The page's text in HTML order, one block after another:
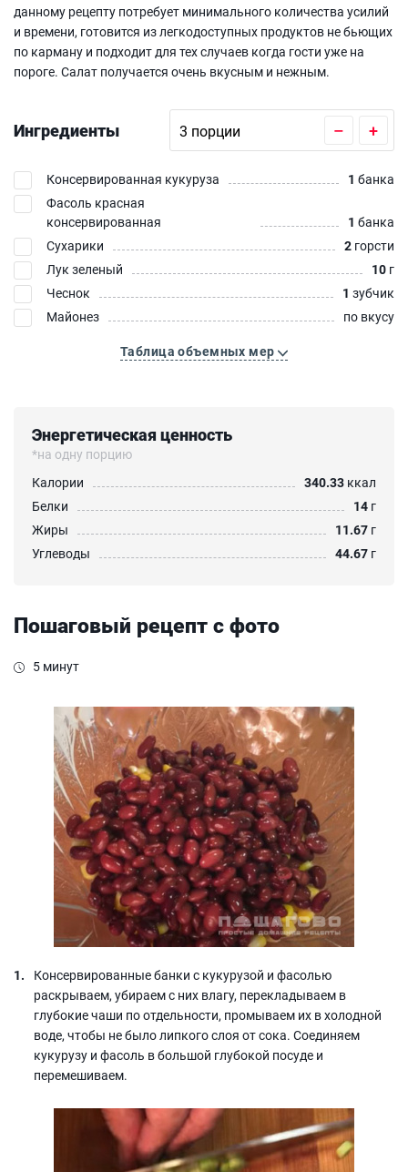
данному рецепту потребует минимального количества усилий
и времени, готовится из легкодоступных продуктов не бьющих
по карману и подходит для тех случаев когда гости уже на
пороге. Салат получается очень вкусным и нежным.
Ингредиенты – +
Консервированная кукуруза 1 банка
Фасоль красная
консервированная
1 банка
Сухарики
2 горсти
Лук зеленый
10 г
Чеснок
1 зубчик
Майонез
по вкусу
Таблица объемных мер
Энергетическая ценность
*на одну порцию
Калории
340.33 ккал
Белки
14 г
Жиры
11.67 г
Углеводы
44.67 г
Пошаговый рецепт с фото
5 минут
Консервированные банки с кукурузой и фасолью
раскрываем, убираем с них влагу, перекладываем в
глубокие чаши по отдельности, промываем их в холодной
воде, чтобы не было липкого слоя от сока. Соединяем
кукурузу и фасоль в большой глубокой посуде и
перемешиваем.